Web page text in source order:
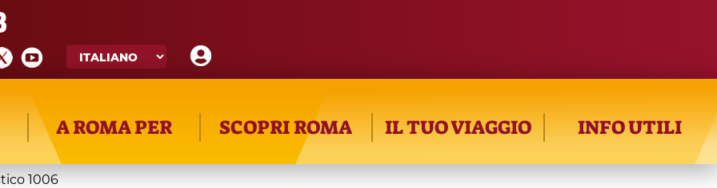
A ROMA PER SCOPRI ROMA IL TUO VIAGGIO INFO UTILI
1006